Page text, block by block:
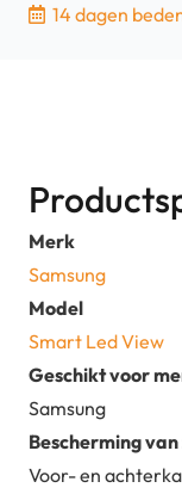
14 dagen
Merk
Samsung
Model
Smart Led View
Geschikt voor
Samsung
Bescherming
Voor- en